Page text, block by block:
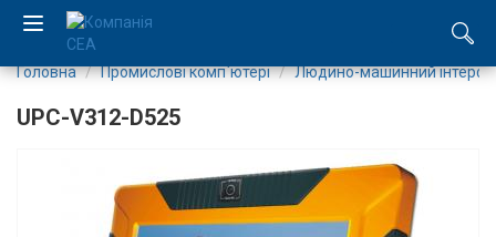
Компанія
Головна Промислові комп`ютері Людино-машинний
UPC-V312-D525